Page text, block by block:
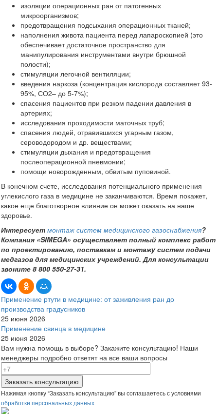
изоляции операционных ран от патогенных
микроорганизмов;
предотвращения подсыхания операционных тканей;
наполнения живота пациента перед лапароскопией (это
обеспечивает достаточное пространство для
манипулирования инструментами внутри брюшной
полости);
стимуляции легочной вентиляции;
введения наркоза (концентрация кислорода составляет 93-
95%, СО2– до 5-7%);
спасения пациентов при резком падении давления в
артериях;
исследования проходимости маточных труб;
спасения людей, отравившихся угарным газом,
сероводородом и др. веществами;
стимуляции дыхания и предотвращения
послеоперационной пневмонии;
помощи новорожденным, обвитым пуповиной.
В конечном счете, исследования потенциального применения
углекислого газа в медицине не заканчиваются. Время покажет,
какое еще благотворное влияние он может оказать на наше
здоровье.
Интересует монтаж систем медицинского газоснабжения?
Компания «SIMEGA» осуществляет полный комплекс работ
по проектированию, поставкам и монтажу систем подачи
медгазов для медицинских учреждений. Для консультации
звоните 8 800 550-27-31.
Применение ртути в медицине: от заживления ран до
производства градусников
25 июня 2026
Применение свинца в медицине
25 июня 2026
Вам нужна помощь в выборе? Закажите консультацию! Наши
менеджеры подробно ответят на все ваши вопросы
Нажимая кнопку “Заказать консультацию” вы соглашаетесь с условиями
обработки персональных данных